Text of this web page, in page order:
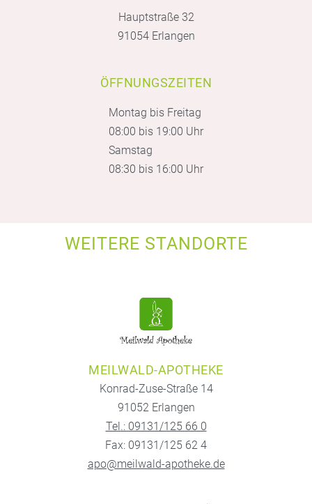
Hauptstraße 32
91054 Erlangen
ÖFFNUNGSZEITEN
Montag bis Freitag
08:00 bis 19:00 Uhr
Samstag
08:30 bis 16:00 Uhr
WEITERE STANDORTE
MEILWALD-APOTHEKE
Konrad-Zuse-Straße 14
91052 Erlangen
Tel.: 09131/125 66 0
Fax: 09131/125 62 4
apo@meilwald-apotheke.de